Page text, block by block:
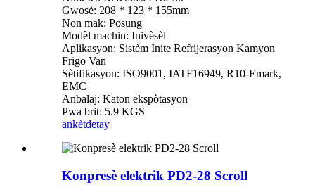
Gwosè: 208 * 123 * 155mm
Non mak: Posung
Modèl machin: Inivèsèl
Aplikasyon: Sistèm Inite Refrijerasyon Kamyon
Frigo Van
Sètifikasyon: ISO9001, IATF16949, R10-Emark,
EMC
Anbalaj: Katon ekspòtasyon
Pwa brit: 5.9 KGS
ankètdetay
Konpresè elektrik PD2-28 Scroll